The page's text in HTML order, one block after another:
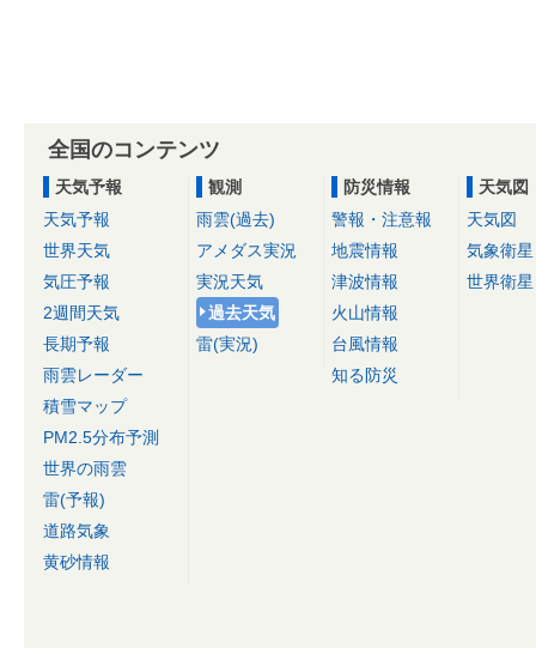
全国のコンテンツ
天気予報
天気予報
世界天気
気圧予報
2週間天気
長期予報
雨雲レーダー
積雪マップ
PM2.5分布予測
世界の雨雲
雷(予報)
道路気象
黄砂情報
観測
雨雲(過去)
アメダス実況
実況天気
過去天気
雷(実況)
防災情報
警報・注意報
地震情報
津波情報
火山情報
台風情報
知る防災
天気図
天気図
気象衛星
世界衛星